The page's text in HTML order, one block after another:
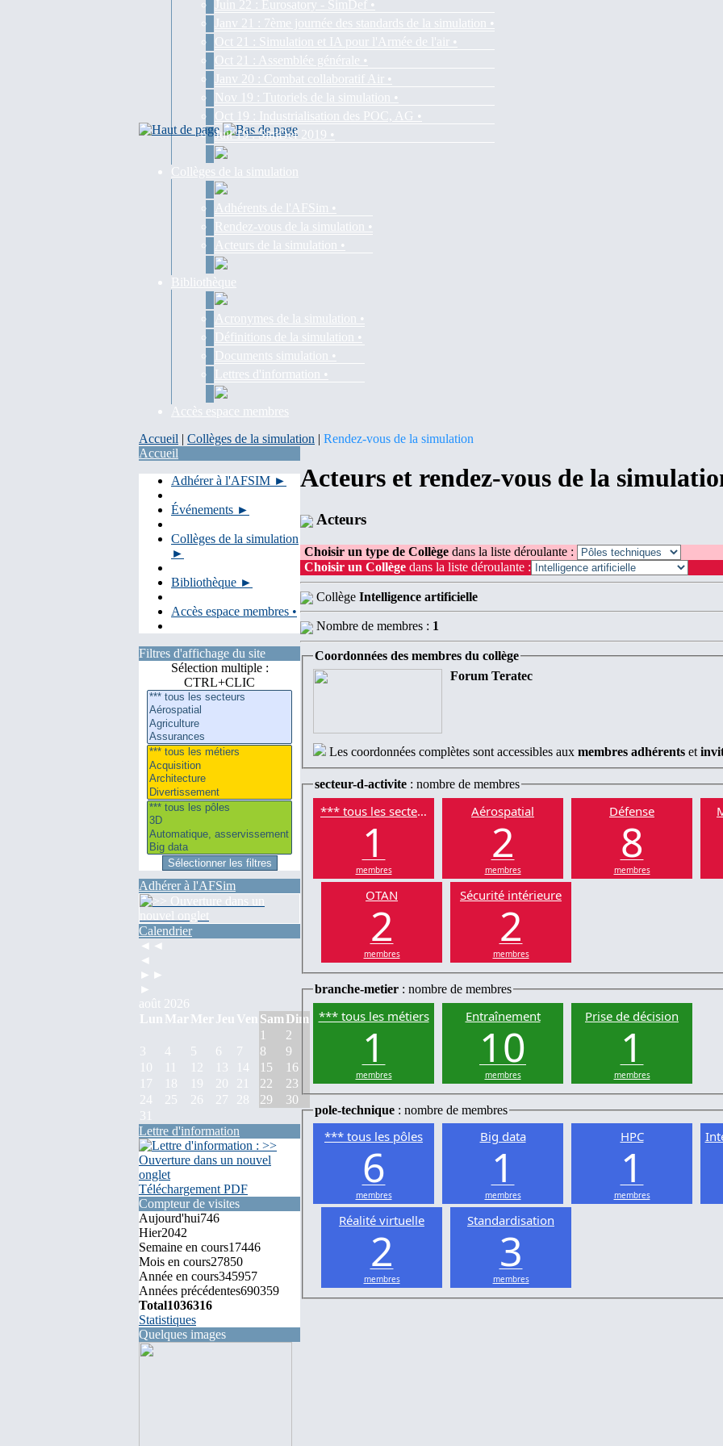
Juin 22 : Eurosatory - SimDef •
Janv 21 : 7ème journée des standards de la simulation •
Oct 21 : Simulation et IA pour l'Armée de l'air •
Oct 21 : Assemblée générale •
Janv 20 : Combat collaboratif Air •
Nov 19 : Tutoriels de la simulation •
Oct 19 : Industrialisation des POC, AG •
Juil 19 : SimDef 2019 •
Collèges de la simulation
Adhérents de l'AFSim •
Rendez-vous de la simulation •
Acteurs de la simulation •
Bibliothèque
Acronymes de la simulation •
Définitions de la simulation •
Documents simulation •
Lettres d'information •
Accès espace membres
Accueil | Collèges de la simulation | Rendez-vous de la simulation
Accueil
Adhérer à l'AFSIM ►
Événements ►
Collèges de la simulation
►
Bibliothèque ►
Accès espace membres •
Filtres d'affichage du site
Sélection multiple :
CTRL+CLIC
Adhérer à l'AFSim
Calendrier
◄◄
◄
►►
►
août 2026
Lun Mar Mer Jeu Ven Sam Dim
1
2
3
4 5 6 7 8
9
10
11 12 13 14 15
16
17
18 19 20 21 22
23
24
25 26 27 28 29
30
31
Lettre d'information
Téléchargement PDF
Compteur de visites
Aujourd'hui746
Hier2042
Semaine en cours17446
Mois en cours27850
Année en cours345957
Années précédentes690359
Total1036316
Statistiques
Quelques images
Acteurs et rendez-vous de la
Acteurs
Choisir un type de Collège dans la liste déroulante :
Choisir un Collège dans la liste déroulante :
Collège Intelligence artificielle
Nombre de membres : 1
Coordonnées des membres du collège
Forum Teratec
Les coordonnées complètes sont accessibles aux membres adhérents et
secteur-d-activite : nombre de membres
*** tous les secteurs
1
membres
Aérospatial
2
membres
Défense
8
membres
OTAN
2
membres
Sécurité intérieure
2
membres
branche-metier : nombre de membres
*** tous les métiers
1
membres
Entraînement
10
membres
Prise de décision
1
membres
pole-technique : nombre de membres
*** tous les pôles
6
membres
Big data
1
membres
HPC
1
membres
Réalité virtuelle
2
membres
Standardisation
3
membres